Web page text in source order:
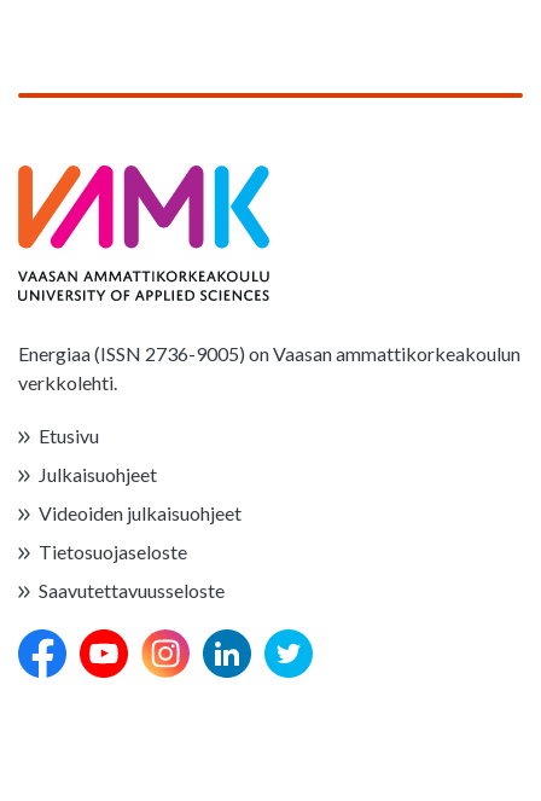
Energiaa (ISSN 2736-9005) on Vaasan ammattikorkeakoulun
verkkolehti.
Etusivu
Julkaisuohjeet
Videoiden julkaisuohjeet
Tietosuojaseloste
Saavutettavuusseloste